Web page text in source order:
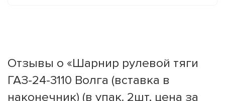
Отзывы о «Шарнир рулевой тяги
ГАЗ-24-3110 Волга (вставка в
наконечник) (в упак. 2шт, цена за